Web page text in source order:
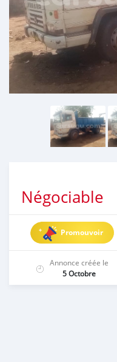
Négociable
Promouvoir
Annonce créée le
5 Octobre